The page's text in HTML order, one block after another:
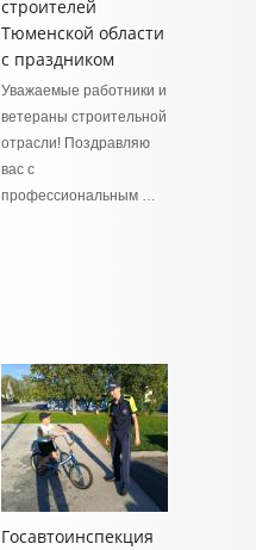
строителей
Тюменской области
с праздником
Уважаемые работники и
ветераны строительной
отрасли! Поздравляю
вас с
профессиональным …
Госавтоинспекция